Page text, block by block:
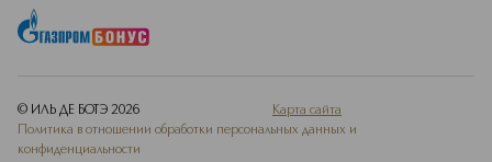
© ИЛЬ ДЕ БОТЭ 2026
Карта сайта
Политика в отношении обработки персональных данных и
конфиденциальности